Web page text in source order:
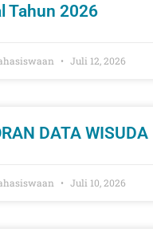
Tahun 2026
Juli 12, 2026
DATA WISUDA
Juli 10, 2026